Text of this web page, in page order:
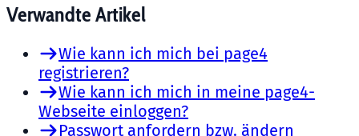
Verwandte Artikel
Wie kann ich mich bei page4
registrieren?
Wie kann ich mich in meine page4-
Webseite einloggen?
Passwort anfordern bzw. ändern